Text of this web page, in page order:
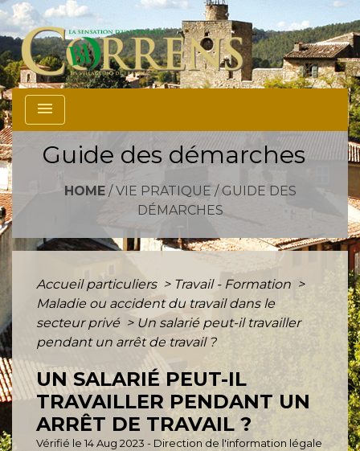
menu
Guide des démarches
HOME/VIE PRATIQUE / GUIDE DES
DÉMARCHES
Accueil particuliers > Travail - Formation >
Maladie ou accident du travail dans le
secteur privé > Un salarié peut-il travailler
pendant un arrêt de travail ?
UN SALARIÉ PEUT-IL
TRAVAILLER PENDANT UN
ARRÊT DE TRAVAIL ?
Vérifié le 14 Aug 2023 - Direction de l'information légale